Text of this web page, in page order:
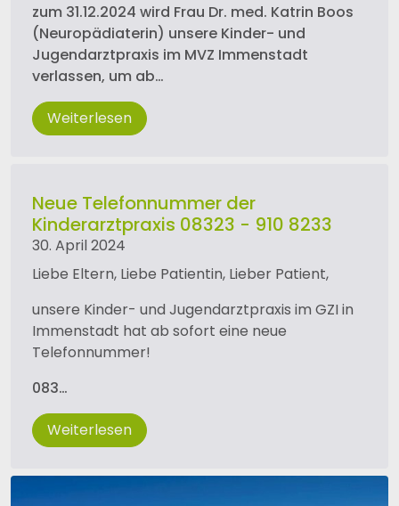
zum 31.12.2024 wird Frau Dr. med. Katrin Boos
(Neuropädiaterin) unsere Kinder- und
Jugendarztpraxis im MVZ Immenstadt
verlassen, um ab…
Weiterlesen
Neue Telefonnummer der
Kinderarztpraxis 08323 - 910 8233
30. April 2024
Liebe Eltern, Liebe Patientin, Lieber Patient,
unsere Kinder- und Jugendarztpraxis im GZI in
Immenstadt hat ab sofort eine neue
Telefonnummer!
083…
Weiterlesen